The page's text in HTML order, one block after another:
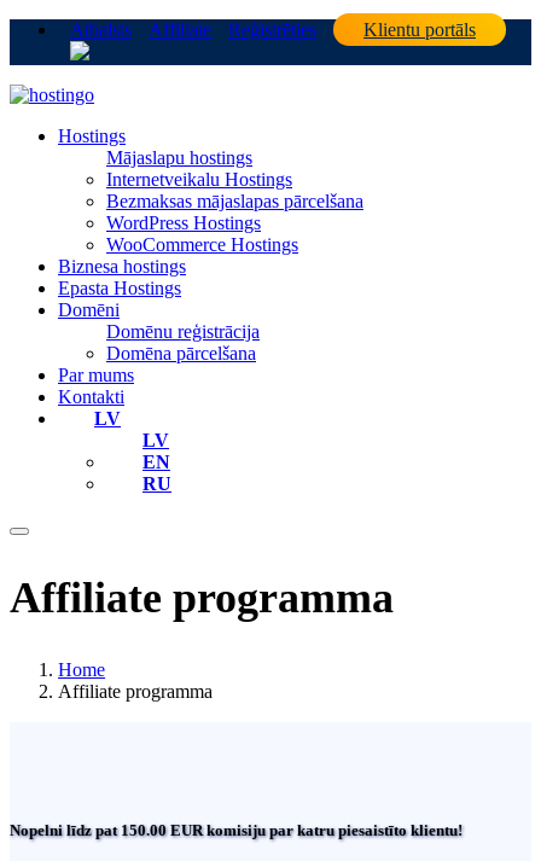
Atbalsts Affiliate Reģistrēties Klientu portāls
Hostings
Mājaslapu hostings
Internetveikalu Hostings
Bezmaksas mājaslapas pārcelšana
WordPress Hostings
WooCommerce Hostings
Biznesa hostings
Epasta Hostings
Domēni
Domēnu reģistrācija
Domēna pārcelšana
Par mums
Kontakti
LV
LV
EN
RU
Affiliate programma
Home
Affiliate programma
Nopelni līdz pat 150.00 EUR komisiju par katru piesaistīto klientu!